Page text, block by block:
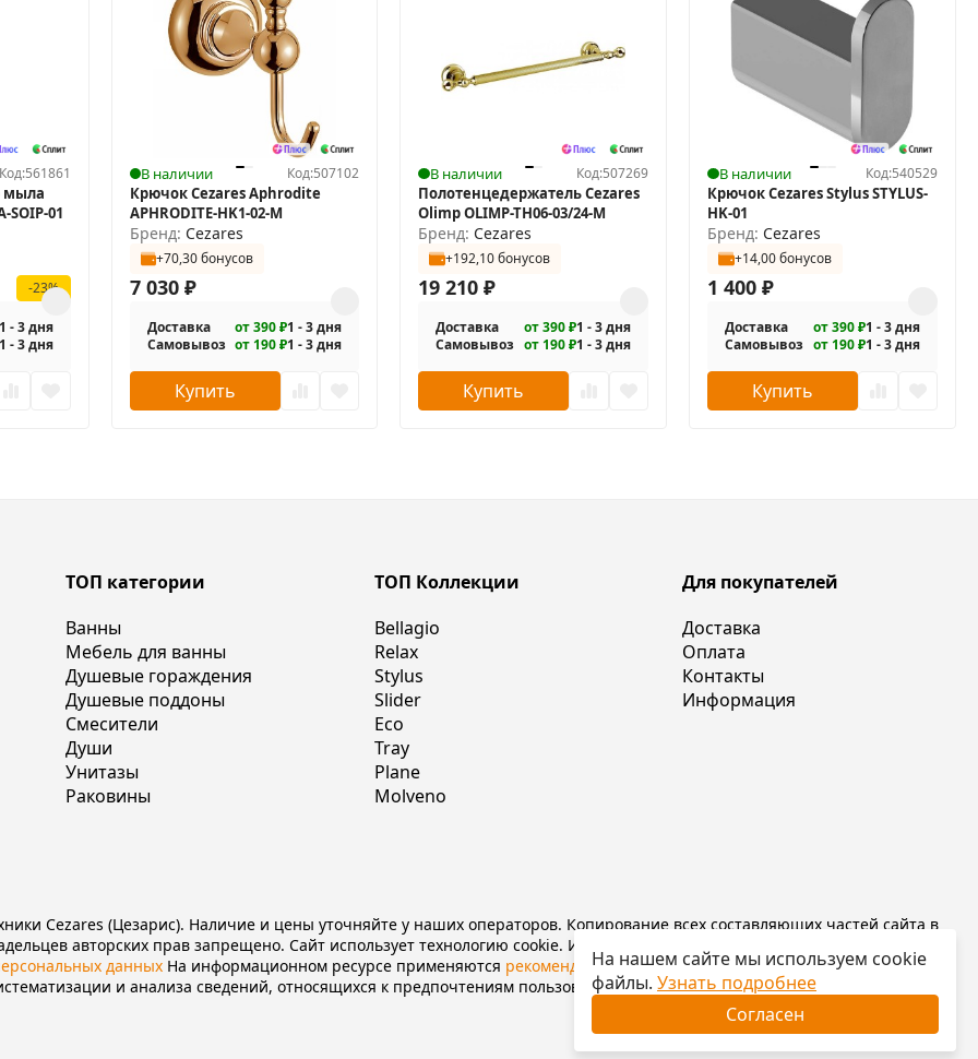
Код:561861
мыла
SOIP-01
-23%
- 3 дня
- 3 дня
В наличии Код:507102
Крючок Cezares Aphrodite
APHRODITE-HK1-02-M
Бренд: Cezares
+70,30 бонусов
7 030 ₽
Доставка от 390 ₽1 - 3 дня
Самовывоз от 190 ₽1 - 3 дня
Купить
В наличии Код:507269
Полотенцедержатель Cezares
Olimp OLIMP-TH06-03/24-M
Бренд: Cezares
+192,10 бонусов
19 210₽
Доставка от 390 ₽1 - 3 дня
Самовывоз от 190 ₽1 - 3 дня
Купить
В наличии Код:540529
Крючок Cezares Stylus STYLUS-
HK-01
Бренд: Cezares
+14,00 бонусов
1 400₽
Доставка от 390 ₽1 - 3 дня
Самовывоз от 190 ₽1 - 3 дня
Купить
ТОП категории
Ванны
Мебель для ванны
Душевые гораждения
Душевые поддоны
Смесители
Души
Унитазы
Раковины
ТОП Коллекции
Bellagio
Relax
Stylus
Slider
Eco
Tray
Plane
Molveno
Для покупателей
Доставка
Оплата
Контакты
Информация
Cezares (Цезарис). Наличие и цены уточняйте у наших операторов. Копирование всех составляющих частей сайта в
авторских прав запрещено. Сайт использует технологию cookie. Используя сайт, Вы соглашаетесь с правилами
данных На информационном ресурсе применяются рекомендательные технологии(информационные
и анализа сведений, относящихся к предпочтениям пользователей сети «Интернет», находящихся на
На нашем сайте мы используем cookie
файлы. Узнать подробнее
Согласен